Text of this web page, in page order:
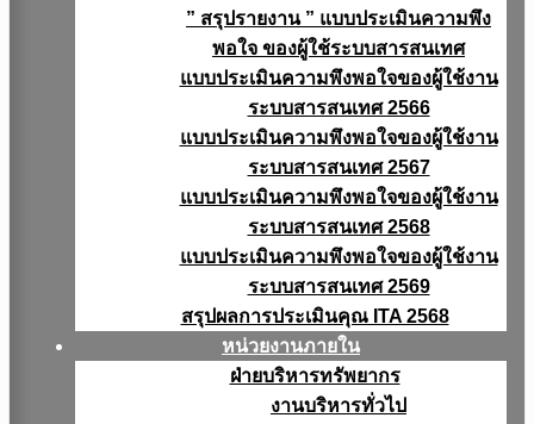
” สรุปรายงาน ” แบบประเมินความพึง
พอใจ ของผู้ใช้ระบบสารสนเทศ
แบบประเมินความพึงพอใจของผู้ใช้งาน
ระบบสารสนเทศ 2566
แบบประเมินความพึงพอใจของผู้ใช้งาน
ระบบสารสนเทศ 2567
แบบประเมินความพึงพอใจของผู้ใช้งาน
ระบบสารสนเทศ 2568
แบบประเมินความพึงพอใจของผู้ใช้งาน
ระบบสารสนเทศ 2569
สรุปผลการประเมินคุณ ITA 2568
หน่วยงานภายใน
ฝ่ายบริหารทรัพยากร
งานบริหารทั่วไป